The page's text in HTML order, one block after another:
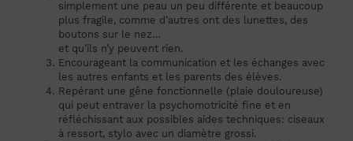
simplement une peau un peu différente et beaucoup
plus fragile, comme d’autres ont des lunettes, des
boutons sur le nez…
et qu’ils n’y peuvent rien.
Encourageant la communication et les échanges avec
les autres enfants et les parents des élèves.
Repérant une gêne fonctionnelle (plaie douloureuse)
qui peut entraver la psychomotricité fine et en
réfléchissant aux possibles aides techniques: ciseaux
à ressort, stylo avec un diamètre grossi.